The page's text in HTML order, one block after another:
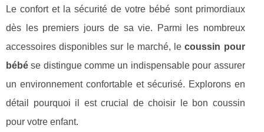
Le confort et la sécurité de votre bébé sont primordiaux
dès les premiers jours de sa vie. Parmi les nombreux
accessoires disponibles sur le marché, lecoussin pour
bébé se distingue comme un indispensable pour assurer
un environnement confortable et sécurisé. Explorons en
détail pourquoi il est crucial de choisir le bon coussin
pour votre enfant.